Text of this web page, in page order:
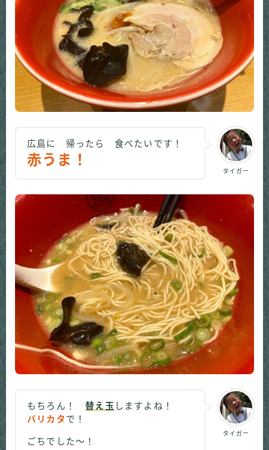
タイガー
広島に 帰ったら 食べたいです！
赤うま！
タイガー
もちろん！替え玉 しますよね！
バリカタ で！
ごちでした～！